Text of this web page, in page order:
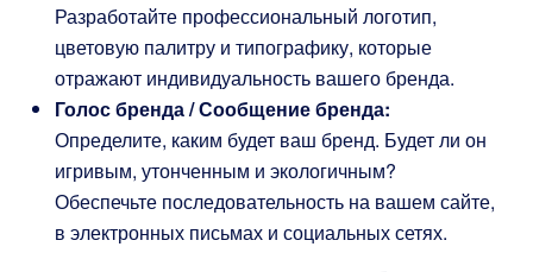
Разработайте профессиональный логотип,
цветовую палитру и типографику, которые
отражают индивидуальность вашего бренда.
Голос бренда / Сообщение бренда:
Определите, каким будет ваш бренд. Будет ли он
игривым, утонченным и экологичным?
Обеспечьте последовательность на вашем сайте,
в электронных письмах и социальных сетях.